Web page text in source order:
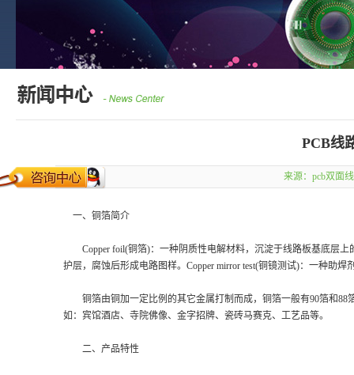
PCB线
来源： pcb双面
一、铜箔简介
Copper foil(铜箔)：一种阴质性电解材料，沉淀于线路板基底层上
护层，腐蚀后形成电路图样。Copper mirror test(铜镜测试)：一种助
铜箔由铜加一定比例的其它金属打制而成，铜箔一般有90箔和88
如：宾馆酒店、寺院佛像、金字招牌、瓷砖马赛克、工艺品等。
二、产品特性